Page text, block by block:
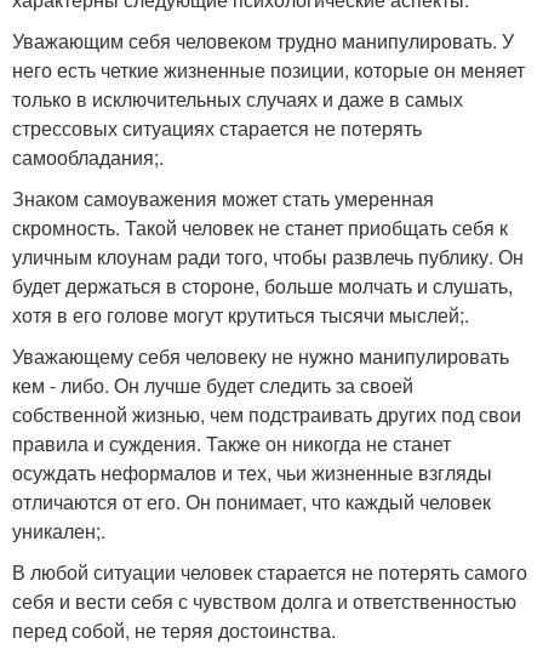
Уважающим себя человеком трудно манипулировать. У
него есть четкие жизненные позиции, которые он меняет
только в исключительных случаях и даже в самых
стрессовых ситуациях старается не потерять
самообладания;.
Знаком самоуважения может стать умеренная
скромность. Такой человек не станет приобщать себя к
уличным клоунам ради того, чтобы развлечь публику. Он
будет держаться в стороне, больше молчать и слушать,
хотя в его голове могут крутиться тысячи мыслей;.
Уважающему себя человеку не нужно манипулировать
кем - либо. Он лучше будет следить за своей
собственной жизнью, чем подстраивать других под свои
правила и суждения. Также он никогда не станет
осуждать неформалов и тех, чьи жизненные взгляды
отличаются от его. Он понимает, что каждый человек
уникален;.
В любой ситуации человек старается не потерять самого
себя и вести себя с чувством долга и ответственностью
перед собой, не теряя достоинства.